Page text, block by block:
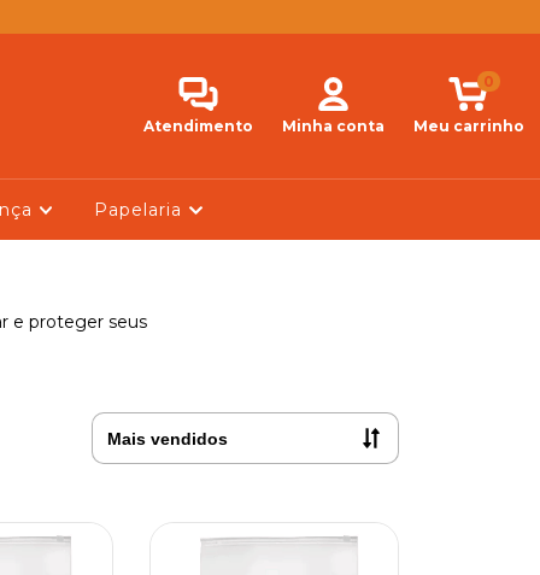
Atendimento Minha conta Meu carrinho
0
Papelaria
e proteger seus